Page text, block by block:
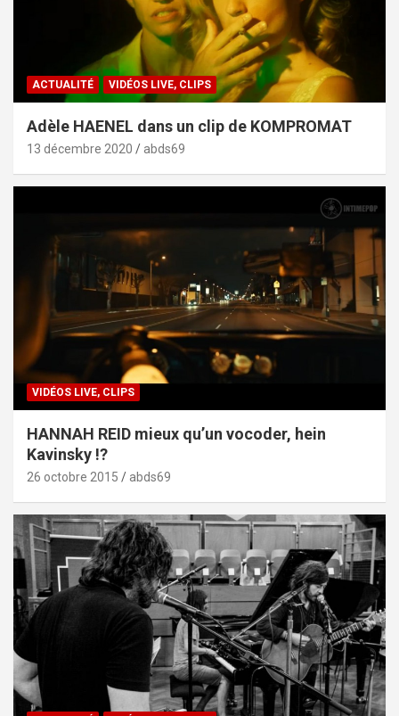
ACTUALITÉ VIDÉOS LIVE, CLIPS
Adèle HAENEL dans un clip de KOMPROMAT
13 décembre 2020 abds69
VIDÉOS LIVE, CLIPS
HANNAH REID mieux qu’un vocoder, hein
Kavinsky !?
26 octobre 2015 abds69